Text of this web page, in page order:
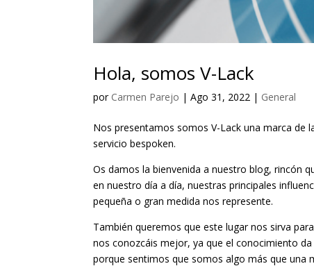
Hola, somos V-Lack
por Carmen Parejo |Ago 31, 2022 | General
Nos presentamos somos V-Lack una marca de
servicio bespoken.
Os damos la bienvenida a nuestro blog, rincón
en nuestro día a día, nuestras principales
pequeña o gran medida nos represente.
También queremos que este lugar nos sirva
nos conozcáis mejor, ya que el conocimiento
porque sentimos que somos algo más que una